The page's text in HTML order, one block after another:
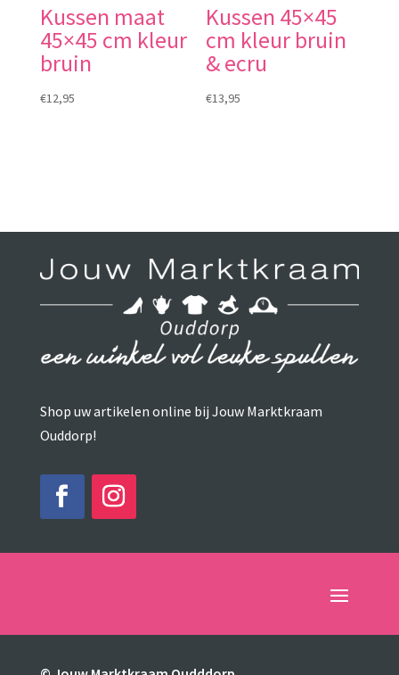
Kussen maat
45×45 cm kleur
bruin
€12,95
Kussen 45×45
cm kleur bruin
& ecru
€13,95
Shop uw artikelen online bij Jouw Marktkraam
Ouddorp!